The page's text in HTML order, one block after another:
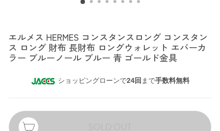
エルメス HERMES コンスタンスロング コンスタン
ス ロング 財布 長財布 ロングウォレット エバーカ
ラー ブルーノール ブルー 青 ゴールド金具
ショッピングローンで24回 まで手数料無料